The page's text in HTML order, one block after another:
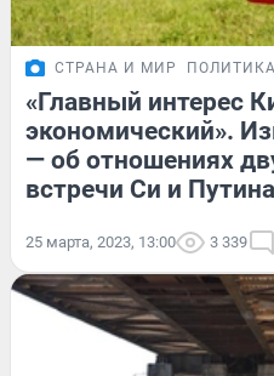
СТРАНА И МИР ПОЛИТИКА
«Главный интерес
экономический».
— об отношениях
встречи Си и Путина
25 марта, 2023, 13:00 3 339